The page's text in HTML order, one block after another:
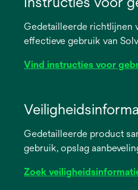
Gedetailleerde richtlijnen
effectieve gebruik van
Vind instructies voor
newGedetailleerde product
gebruik, opslag
Zoek